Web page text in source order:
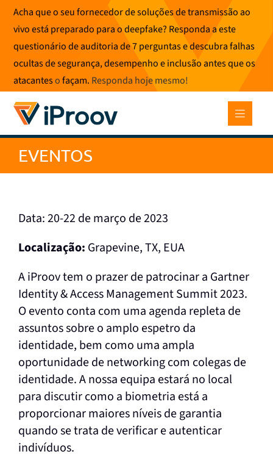
Saltar
para
conteúdo
Acha que o seu fornecedor de soluções de transmissão ao
vivo está preparado para o deepfake? Responda a este
questionário de auditoria de 7 perguntas e descubra falhas
ocultas de segurança, desempenho e inclusão antes que os
atacantesofaçam. Responda hoje mesmo!
EVENTOS
Data: 20-22 de março de 2023
Localização: Grapevine, TX, EUA
A iProov tem o prazer de patrocinar a Gartner
Identity & Access Management Summit 2023.
O evento conta com uma agenda repleta de
assuntos sobre o amplo espetro da
identidade, bem como uma ampla
oportunidade de networking com colegas de
identidade. A nossa equipa estará no local
para discutir como a biometria está a
proporcionar maiores níveis de garantia
quando se trata de verificar e autenticar
indivíduos.